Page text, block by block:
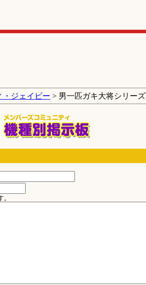
・ジェイビー > 男一匹ガキ大将シリーズ